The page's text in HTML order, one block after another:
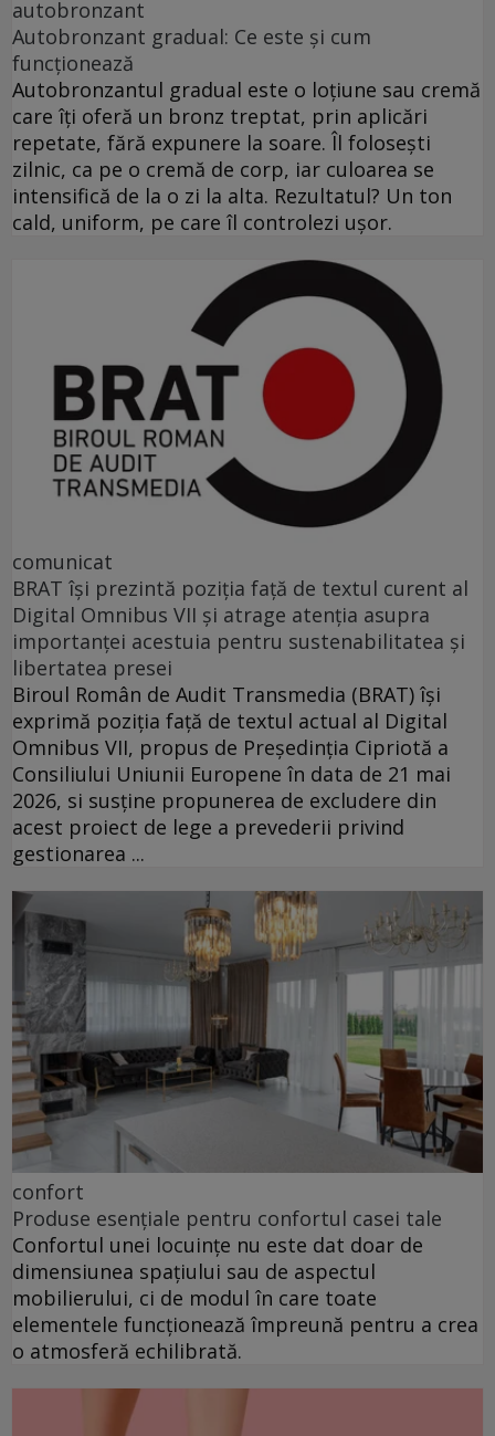
autobronzant
Autobronzant gradual: Ce este și cum
funcționează
Autobronzantul gradual este o loțiune sau cremă
care îți oferă un bronz treptat, prin aplicări
repetate, fără expunere la soare. Îl folosești
zilnic, ca pe o cremă de corp, iar culoarea se
intensifică de la o zi la alta. Rezultatul? Un ton
cald, uniform, pe care îl controlezi ușor.
comunicat
BRAT își prezintă poziția față de textul curent al
Digital Omnibus VII și atrage atenția asupra
importanței acestuia pentru sustenabilitatea și
libertatea presei
Biroul Român de Audit Transmedia (BRAT) își
exprimă poziția față de textul actual al Digital
Omnibus VII, propus de Președinția Cipriotă a
Consiliului Uniunii Europene în data de 21 mai
2026, si susține propunerea de excludere din
acest proiect de lege a prevederii privind
gestionarea ...
confort
Produse esențiale pentru confortul casei tale
Confortul unei locuințe nu este dat doar de
dimensiunea spațiului sau de aspectul
mobilierului, ci de modul în care toate
elementele funcționează împreună pentru a crea
o atmosferă echilibrată.